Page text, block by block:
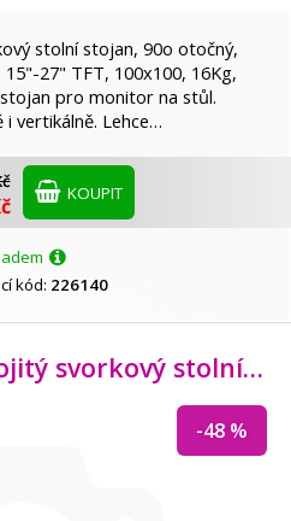
stolní stojan, 90o otočný,
27" TFT, 100x100, 16Kg,
pro monitor na stůl.
vertikálně. Lehce…
KOUPIT
kód: 226140
DIGITUS VESA dvojitý svorkový stolní stojan, 69cm (27") plně flexibilní, 8kg
-48 %